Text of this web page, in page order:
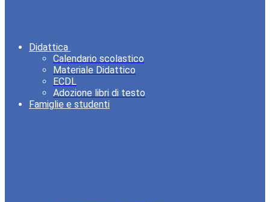
Didattica
Calendario scolastico
Materiale Didattico
ECDL
Adozione libri di testo
Famiglie e studenti